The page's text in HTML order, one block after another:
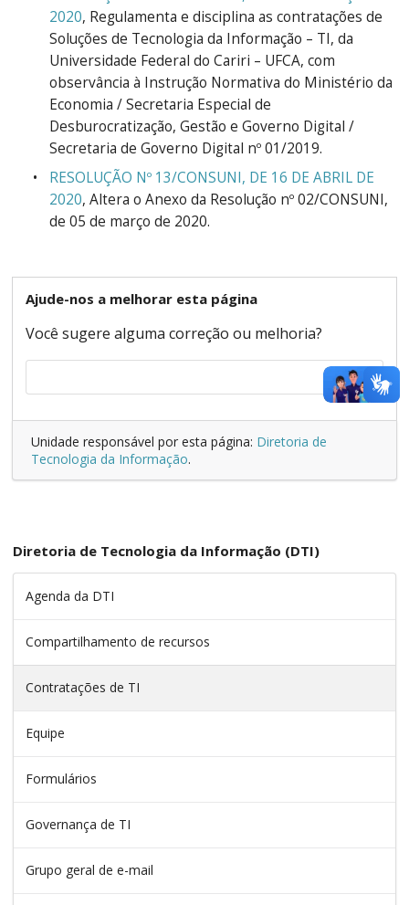
2020, Regulamenta e disciplina as contratações de
Soluções de Tecnologia da Informação – TI, da
Universidade Federal do Cariri – UFCA, com
observância à Instrução Normativa do Ministério da
Economia / Secretaria Especial de
Desburocratização, Gestão e Governo Digital /
Secretaria de Governo Digital nº 01/2019.
RESOLUÇÃO Nº 13/CONSUNI, DE 16 DE ABRIL DE
2020, Altera o Anexo da Resolução nº 02/CONSUNI,
de 05 de março de 2020.
Ajude-nos a melhorar esta página
Você sugere alguma correção ou melhoria?
Unidade responsável por esta página: Diretoria de
Tecnologia da Informação.
Diretoria de Tecnologia da Informação (DTI)
Agenda da DTI
Compartilhamento de recursos
Contratações de TI
Equipe
Formulários
Governança de TI
Grupo geral de e-mail